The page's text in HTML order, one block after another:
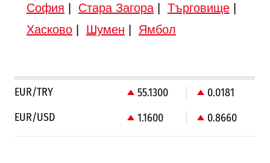
София
Стара Загора| Търговище|
Хасково| Шумен Ямбол
EUR/TRY 55.1300
0.0181
EUR/USD
1.1600 0.8660